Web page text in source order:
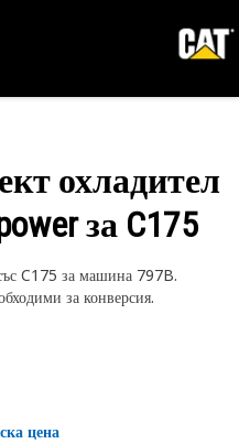
охладител
за C175
C175 за машина 797B.
за конверсия.
цена